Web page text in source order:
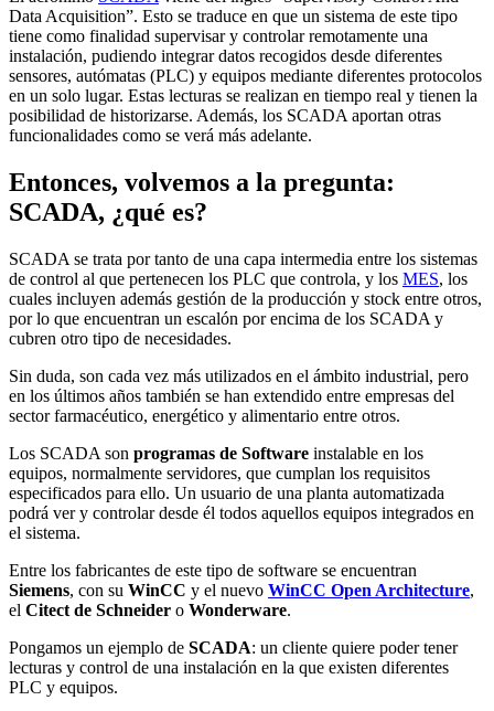
Data Acquisition”. Esto se traduce en que un sistema de este tipo
tiene como finalidad supervisar y controlar remotamente una
instalación, pudiendo integrar datos recogidos desde diferentes
sensores, autómatas (PLC) y equipos mediante diferentes protocolos
en un solo lugar. Estas lecturas se realizan en tiempo real y tienen la
posibilidad de historizarse. Además, los SCADA aportan otras
funcionalidades como se verá más adelante.
Entonces, volvemos a la pregunta:
SCADA, ¿qué es?
SCADA se trata por tanto de una capa intermedia entre los sistemas
de control al que pertenecen los PLC que controla, y los MES, los
cuales incluyen además gestión de la producción y stock entre otros,
por lo que encuentran un escalón por encima de los SCADA y
cubren otro tipo de necesidades.
Sin duda, son cada vez más utilizados en el ámbito industrial, pero
en los últimos años también se han extendido entre empresas del
sector farmacéutico, energético y alimentario entre otros.
Los SCADA son programas de Software instalable en los
equipos, normalmente servidores, que cumplan los requisitos
especificados para ello. Un usuario de una planta automatizada
podrá ver y controlar desde él todos aquellos equipos integrados en
el sistema.
Entre los fabricantes de este tipo de software se encuentran
Siemens, con su WinCC y el nuevo WinCC Open Architecture,
el Citect de Schneider o Wonderware.
Pongamos un ejemplo de SCADA: un cliente quiere poder tener
lecturas y control de una instalación en la que existen diferentes
PLC y equipos.